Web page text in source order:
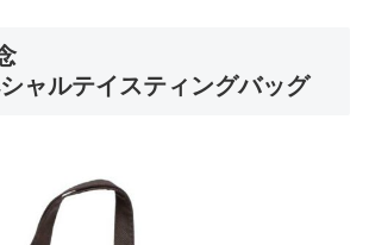
ャルテイスティングバッグ